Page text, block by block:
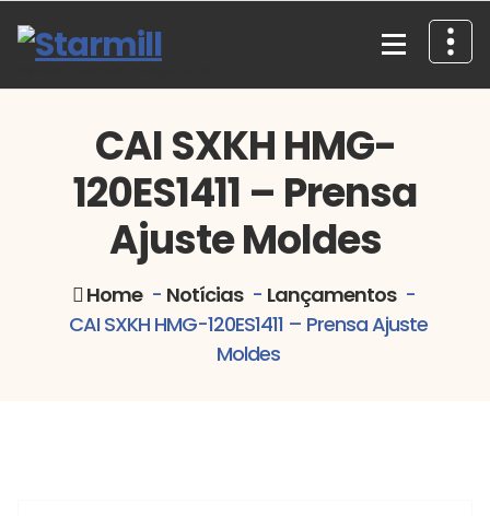
content
CAI SXKH HMG-
120ES1411 – Prensa
Ajuste Moldes
Home- Notícias- Lançamentos-
CAI SXKH HMG-120ES1411 – Prensa Ajuste
Moldes